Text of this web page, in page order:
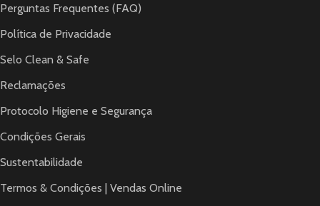
Perguntas Frequentes (FAQ)
Política de Privacidade
Selo Clean & Safe
Reclamações
Protocolo Higiene e Segurança
Condições Gerais
Sustentabilidade
Termos & Condições | Vendas Online